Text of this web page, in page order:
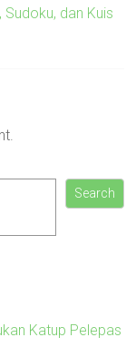
Sudoku, dan Kuis
Search
Katup Pelepas